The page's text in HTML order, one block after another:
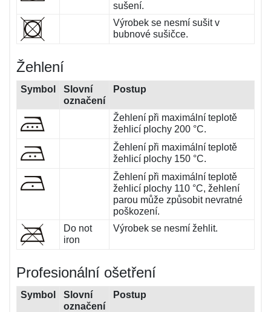
sušení.
Výrobek se nesmí sušit v
bubnové sušičce.
Žehlení
Symbol
Slovní
označení
Postup
Žehlení při maximální teplotě
žehlicí plochy 200 °C.
Žehlení při maximální teplotě
žehlicí plochy 150 °C.
Žehlení při maximální teplotě
žehlicí plochy 110 °C, žehlení
parou může způsobit nevratné
poškození.
Do not
iron
Výrobek se nesmí žehlit.
Profesionální ošetření
Symbol
Slovní
označení
Postup